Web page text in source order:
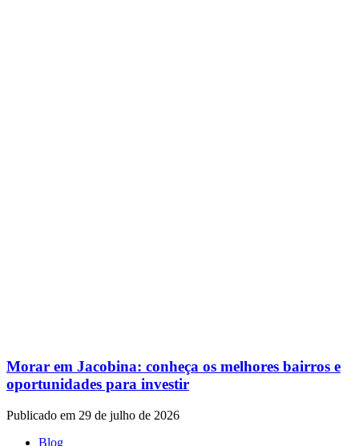
Morar em Jacobina: conheça os melhores bairros e
oportunidades para investir
Publicado em 29 de julho de 2026
Blog